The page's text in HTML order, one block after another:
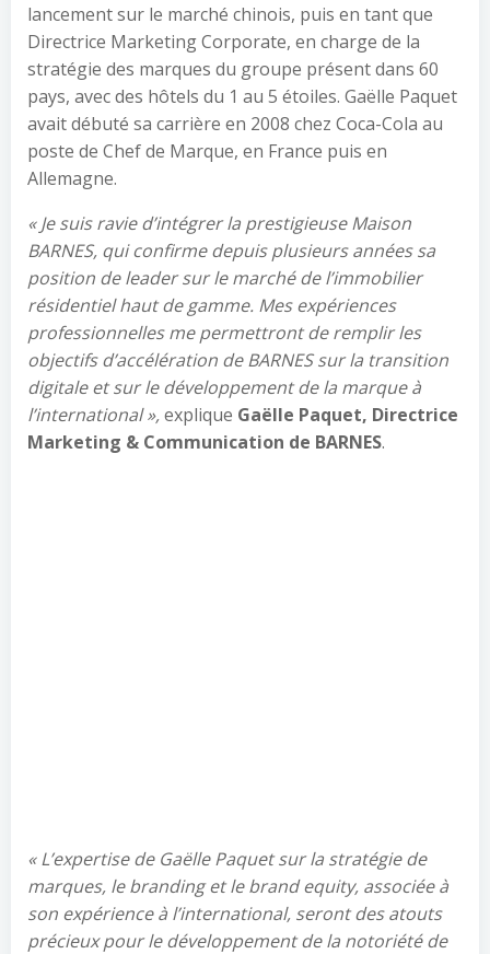
lancement sur le marché chinois, puis en tant que
Directrice Marketing Corporate, en charge de la
stratégie des marques du groupe présent dans 60
pays, avec des hôtels du 1 au 5 étoiles. Gaëlle Paquet
avait débuté sa carrière en 2008 chez Coca-Cola au
poste de Chef de Marque, en France puis en
Allemagne.
« Je suis ravie d’intégrer la prestigieuse Maison
BARNES, qui confirme depuis plusieurs années sa
position de leader sur le marché de l’immobilier
résidentiel haut de gamme. Mes expériences
professionnelles me permettront de remplir les
objectifs d’accélération de BARNES sur la transition
digitale et sur le développement de la marque à
l’international »,explique Gaëlle Paquet, Directrice
Marketing & Communication de BARNES.
« L’expertise de Gaëlle Paquet sur la stratégie de
marques, le branding et le brand equity, associée à
son expérience à l’international, seront des atouts
précieux pour le développement de la notoriété de